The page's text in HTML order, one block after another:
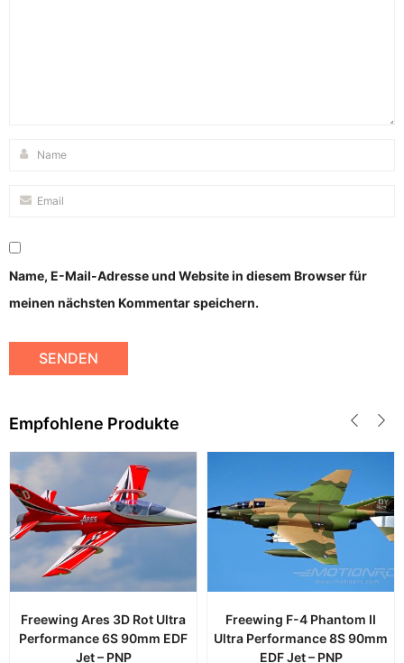
Name, E-Mail-Adresse und Website in diesem Browser für
meinen nächsten Kommentar speichern.
Empfohlene Produkte
Freewing Ares 3D Rot Ultra
Performance 6S 90mm EDF
Jet – PNP
Freewing F-4 Phantom II
Ultra Performance 8S 90mm
EDF Jet – PNP